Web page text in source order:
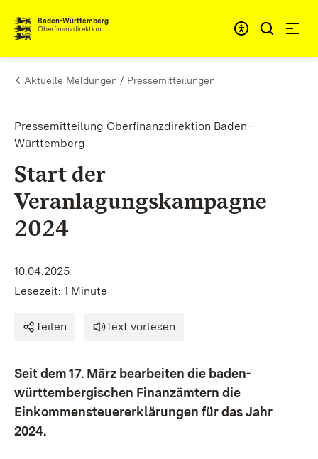
Zum Inhalt springen
Baden-Württemberg
Oberfinanzdirektion
Aktuelle Meldungen / Pressemitteilungen
Pressemitteilung Oberfinanzdirektion Baden-
Württemberg
Start der
Veranlagungskampagne
2024
10.04.2025
Lesezeit: 1 Minute
Teilen Text vorlesen
Seit dem 17. März bearbeiten die baden-
württembergischen Finanzämtern die
Einkommensteuererklärungen für das Jahr
2024.